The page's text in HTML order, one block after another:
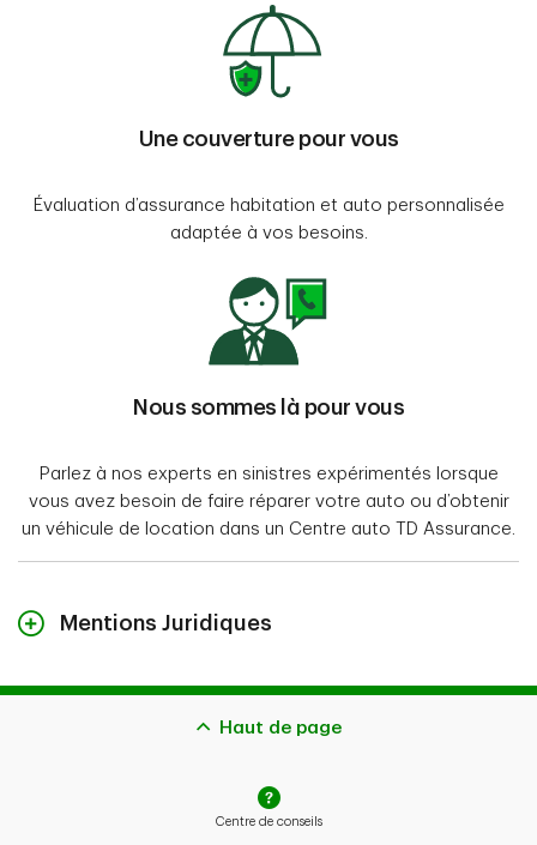
Une couverture pour vous
Évaluation d’assurance habitation et auto personnalisée
adaptée à vos besoins.
Nous sommes là pour vous
Parlez à nos experts en sinistres expérimentés lorsque
vous avez besoin de faire réparer votre auto ou d’obtenir
un véhicule de location dans un Centre auto TD Assurance.
Mentions Juridiques
d’assurance voyage, habitation et auto pour
professionnels, diplômés et groupes d’employeurs. Les
compagnie d’assurance et distribuées par Meloche
Monnex assurance et services financiers inc., au
Haut de page
Centre de conseils